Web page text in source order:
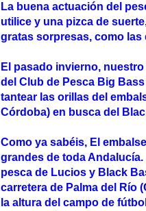
La buena actuación del
utilice y una pizca de
gratas sorpresas, como
El pasado invierno,
del Club de Pesca Big
tantear las orillas del
Córdoba) en busca del
Como ya sabéis, El
grandes de toda
pesca de Lucios y Black
carretera de Palma del Río
la altura del campo de